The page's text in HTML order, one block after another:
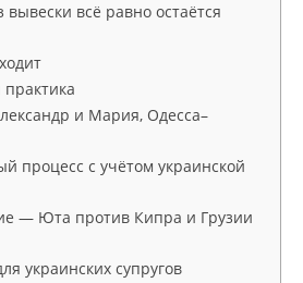
всё равно остаётся
и Мария, Одесса–
процесс с учётом украинской
— Юта против Кипра и Грузии
украинских супругов